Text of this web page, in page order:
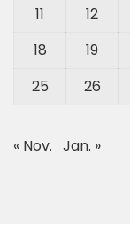
11
12
18
19
25
26
« Nov. Jan. »